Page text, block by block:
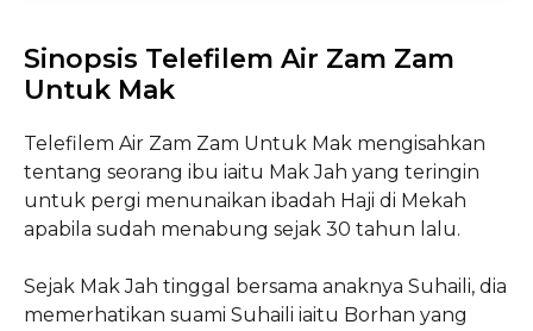
Sinopsis Telefilem Air Zam Zam
Untuk Mak
Telefilem Air Zam Zam Untuk Mak mengisahkan
tentang seorang ibu iaitu Mak Jah yang teringin
untuk pergi menunaikan ibadah Haji di Mekah
apabila sudah menabung sejak 30 tahun lalu.
Sejak Mak Jah tinggal bersama anaknya Suhaili, dia
memerhatikan suami Suhaili iaitu Borhan yang